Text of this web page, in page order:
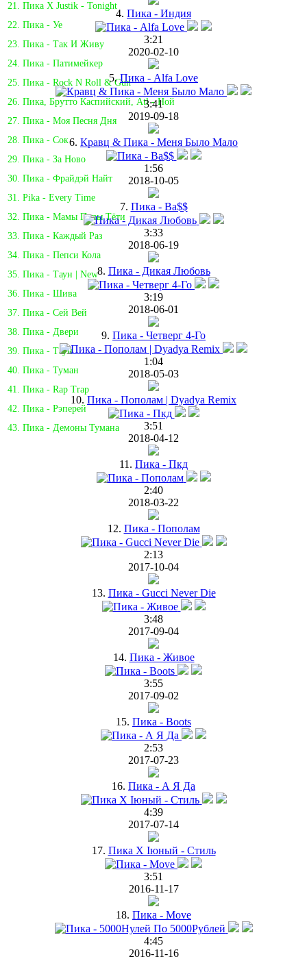
21. Пика X Justik - Tonight
22. Пика - Уе
23. Пика - Так И Живу
24. Пика - Патимейкер
25. Пика - Rock N Roll & Gun
26. Пика, Брутто Каспийский, Atl - Ной
27. Пика - Моя Песня Дня
28. Пика - Сок
29. Пика - За Ново
30. Пика - Фрайдэй Найт
31. Pika - Every Time
32. Пика - Мамы Папы Тёти
33. Пика - Каждый Раз
34. Пика - Пепси Кола
35. Пика - Таун | New
36. Пика - Шива
37. Пика - Сей Вей
38. Пика - Двери
39. Пика - Таун
40. Пика - Туман
41. Пика - Rap Trap
42. Пика - Рэперей
43. Пика - Демоны Тумана
4. Пика - Индия
3:21
2020-02-10
5.Пика - Alfa Love
3:41
2019-09-18
6. Кравц & Пика - Меня Было Мало
1:56
2018-10-05
7. Пика - Ba$$
3:33
2018-06-19
8. Пика - Дикая Любовь
3:19
2018-06-01
9. Пика - Четверг 4-Го
1:04
2018-05-03
10. Пика - Пополам | Dyadya Remix
3:51
2018-04-12
11. Пика - Пкд
2:40
2018-03-22
12. Пика - Пополам
2:13
2017-10-04
13. Пика - Gucci Never Die
3:48
2017-09-04
14. Пика - Живое
3:55
2017-09-02
15. Пика - Boots
2:53
2017-07-23
16. Пика - А Я Да
4:39
2017-07-14
17. Пика Х Iюный - Стиль
3:51
2016-11-17
18. Пика - Move
4:45
2016-11-16